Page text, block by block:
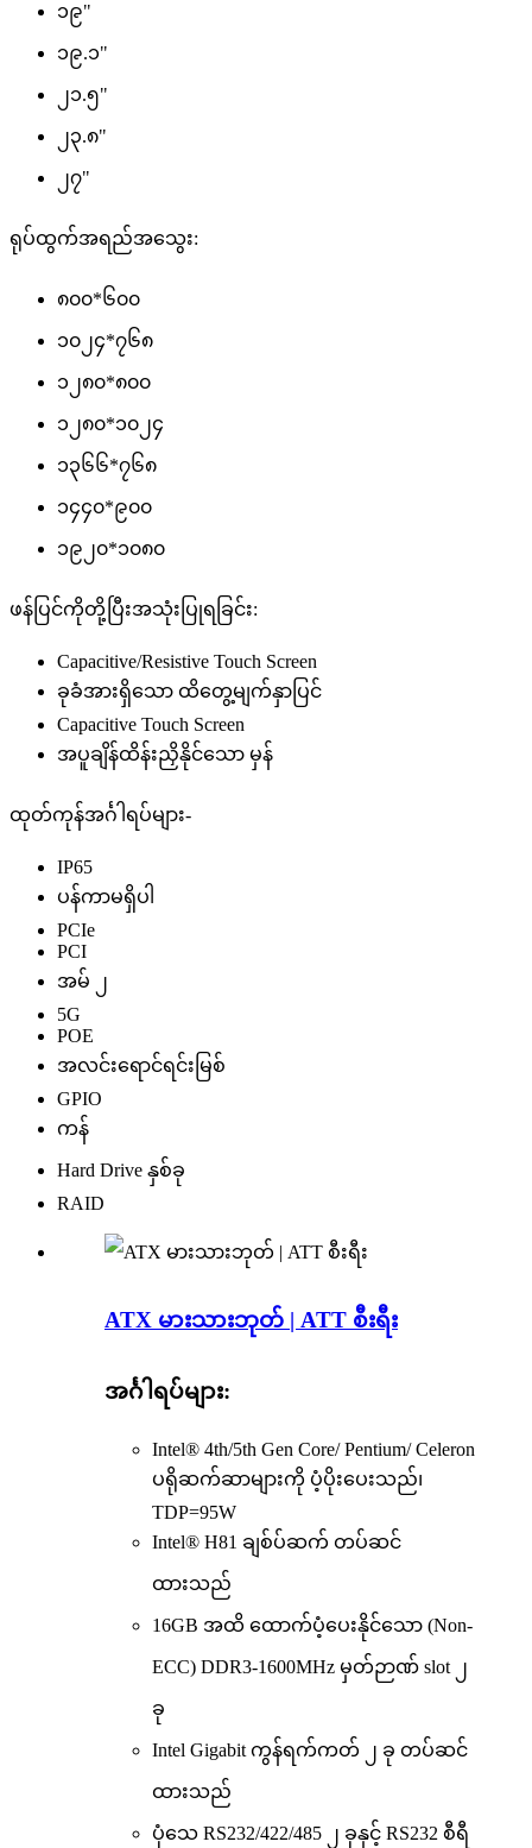
၁၉"
၁၉.၁"
၂၁.၅"
၂၃.၈"
၂၇"
ရုပ်ထွက်အရည်အသွေး:
၈၀၀*၆၀၀
၁၀၂၄*၇၆၈
၁၂၈၀*၈၀၀
၁၂၈၀*၁၀၂၄
၁၃၆၆*၇၆၈
၁၄၄၀*၉၀၀
၁၉၂၀*၁၀၈၀
ဖန်ပြင်ကိုတို့ပြီးအသုံးပြုရခြင်း:
Capacitive/Resistive Touch Screen
ခုခံအားရှိသော ထိတွေ့မျက်နှာပြင်
Capacitive Touch Screen
အပူချိန်ထိန်းညှိနိုင်သော မှန်
ထုတ်ကုန်အင်္ဂါရပ်များ-
IP65
ပန်ကာမရှိပါ
PCIe
PCI
အမ် ၂
5G
POE
အလင်းရောင်ရင်းမြစ်
GPIO
ကန်
Hard Drive နှစ်ခု
RAID
ATX မားသားဘုတ် | ATT စီးရီး
အင်္ဂါရပ်များ:
Intel® 4th/5th Gen Core/ Pentium/ Celeron
ပရိုဆက်ဆာများကို ပံ့ပိုးပေးသည်၊
TDP=95W
Intel® H81 ချစ်ပ်ဆက် တပ်ဆင်
ထားသည်
16GB အထိ ထောက်ပံ့ပေးနိုင်သော (Non-
ECC) DDR3-1600MHz မှတ်ဉာဏ် slot ၂
ခု
Intel Gigabit ကွန်ရက်ကတ် ၂ ခု တပ်ဆင်
ထားသည်
ပုံသေ RS232/422/485 ၂ ခုနှင့် RS232 စီရီ